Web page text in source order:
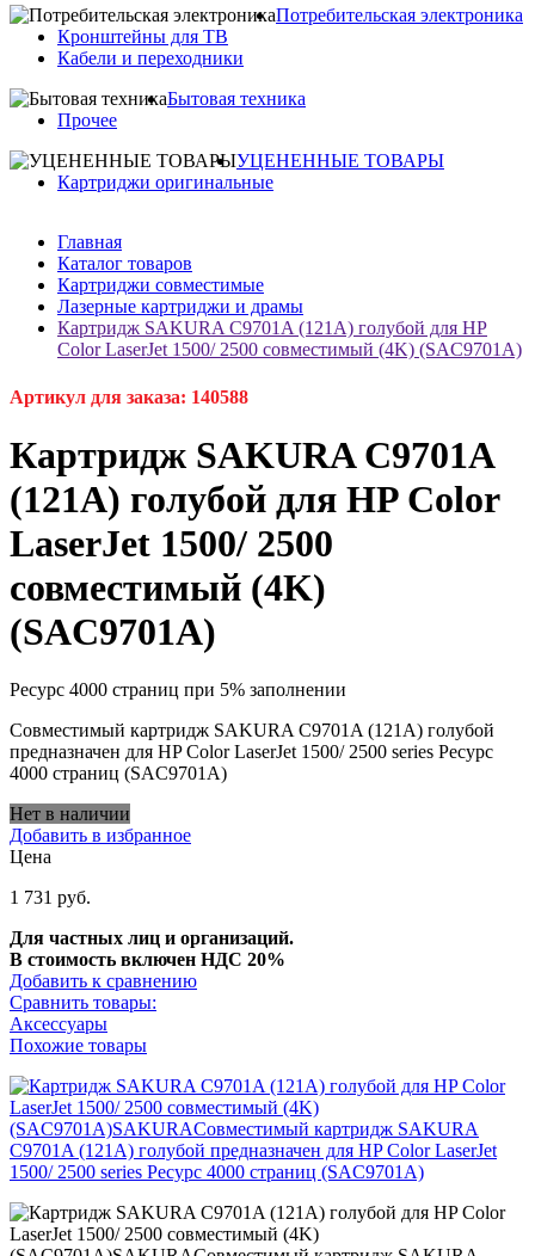
Потребительская электроника
Кронштейны для ТВ
Кабели и переходники
Бытовая техника
Прочее
УЦЕНЕННЫЕ ТОВАРЫ
Картриджи оригинальные
Главная
Каталог товаров
Картриджи совместимые
Лазерные картриджи и драмы
Картридж SAKURA C9701A (121A) голубой для HP
Color LaserJet 1500/ 2500 совместимый (4K) (SAC9701A)
Артикул для заказа: 140588
Картридж SAKURA C9701A
(121A) голубой для HP Color
LaserJet 1500/ 2500
совместимый (4K)
(SAC9701A)
Ресурс 4000 страниц при 5% заполнении
Совместимый картридж SAKURA C9701A (121A) голубой
предназначен для HP Color LaserJet 1500/ 2500 series Ресурс
4000 страниц (SAC9701A)
Нет в наличии
Добавить в избранное
Цена
1 731 руб.
Для частных лиц и организаций.
В стоимость включен НДС 20%
Добавить к сравнению
Сравнить товары:
Аксессуары
Похожие товары